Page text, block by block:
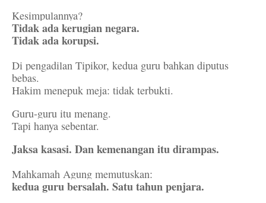
Kesimpulannya?
Tidak ada kerugian negara.
Tidak ada korupsi.
Di pengadilan Tipikor, kedua guru bahkan diputus
bebas.
Hakim menepuk meja: tidak terbukti.
Guru-guru itu menang.
Tapi hanya sebentar.
Jaksa kasasi. Dan kemenangan itu dirampas.
Mahkamah Agung memutuskan:
kedua guru bersalah. Satu tahun penjara.